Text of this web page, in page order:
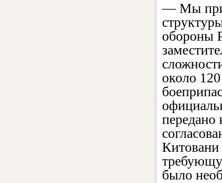
— Мы
обороны
около
передано
Китовани
было